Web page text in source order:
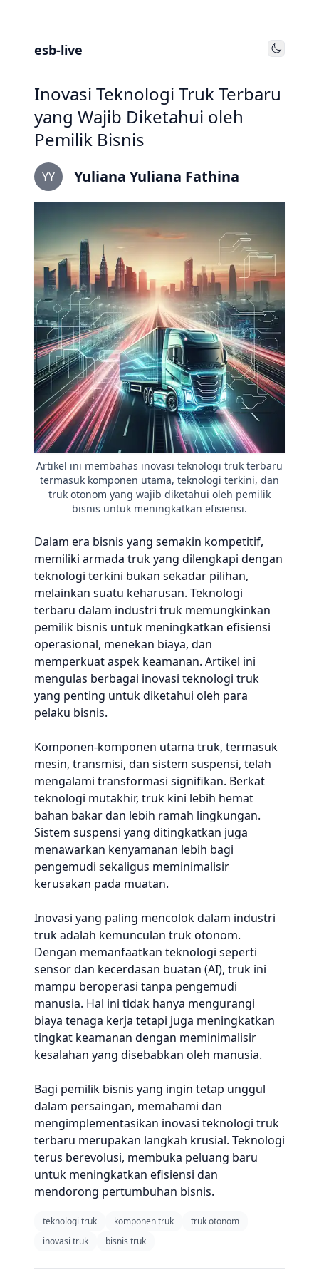
esb-live Toggle
Inovasi Teknologi Truk Terbaru
yang Wajib Diketahui oleh
Pemilik Bisnis
YY Yuliana Yuliana Fathina
Artikel ini membahas inovasi teknologi truk terbaru
termasuk komponen utama, teknologi terkini, dan
truk otonom yang wajib diketahui oleh pemilik
bisnis untuk meningkatkan efisiensi.
Dalam era bisnis yang semakin kompetitif,
memiliki armada truk yang dilengkapi dengan
teknologi terkini bukan sekadar pilihan,
melainkan suatu keharusan. Teknologi
terbaru dalam industri truk memungkinkan
pemilik bisnis untuk meningkatkan efisiensi
operasional, menekan biaya, dan
memperkuat aspek keamanan. Artikel ini
mengulas berbagai inovasi teknologi truk
yang penting untuk diketahui oleh para
pelaku bisnis.
Komponen-komponen utama truk, termasuk
mesin, transmisi, dan sistem suspensi, telah
mengalami transformasi signifikan. Berkat
teknologi mutakhir, truk kini lebih hemat
bahan bakar dan lebih ramah lingkungan.
Sistem suspensi yang ditingkatkan juga
menawarkan kenyamanan lebih bagi
pengemudi sekaligus meminimalisir
kerusakan pada muatan.
Inovasi yang paling mencolok dalam industri
truk adalah kemunculan truk otonom.
Dengan memanfaatkan teknologi seperti
sensor dan kecerdasan buatan (AI), truk ini
mampu beroperasi tanpa pengemudi
manusia. Hal ini tidak hanya mengurangi
biaya tenaga kerja tetapi juga meningkatkan
tingkat keamanan dengan meminimalisir
kesalahan yang disebabkan oleh manusia.
Bagi pemilik bisnis yang ingin tetap unggul
dalam persaingan, memahami dan
mengimplementasikan inovasi teknologi truk
terbaru merupakan langkah krusial. Teknologi
terus berevolusi, membuka peluang baru
untuk meningkatkan efisiensi dan
mendorong pertumbuhan bisnis.
teknologi truk komponen truk
truk otonom
inovasi truk
bisnis truk